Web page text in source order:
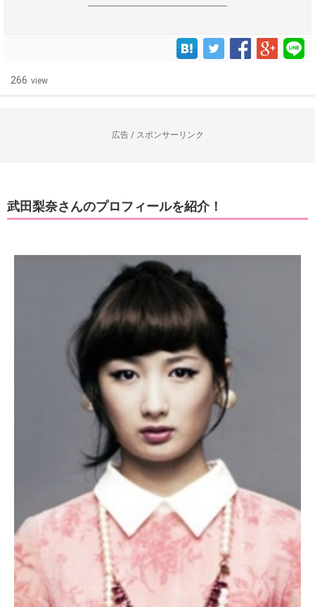
------------------------------------------------------------------
266 view
広告 / スポンサーリンク
武田梨奈さんのプロフィールを紹介！